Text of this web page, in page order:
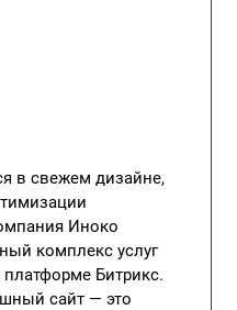
в свежем дизайне,
Иноко
комплекс услуг
Битрикс.
сайт — это